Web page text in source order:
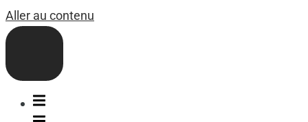
Aller au contenu